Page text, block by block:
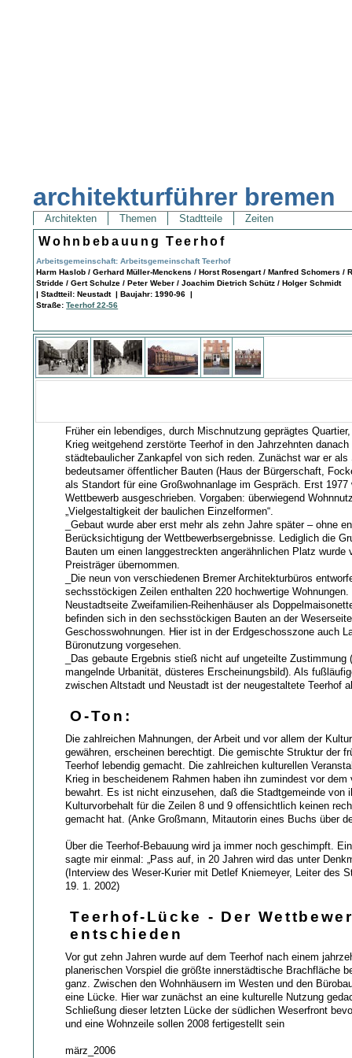
architekturführer bremen
Architekten Themen Stadtteile Zeiten
Wohnbebauung Teerhof
Arbeitsgemeinschaft: Arbeitsgemeinschaft Teerhof
Harm Haslob / Gerhard Müller-Menckens / Horst Rosengart / Manfred Schomers /
Stridde / Gert Schulze / Peter Weber / Joachim Dietrich Schütz / Holger Schmidt
| Stadtteil: Neustadt | Baujahr: 1990-96 |
Straße:Teerhof 22-56
Früher ein lebendiges, durch Mischnutzung geprägtes
Krieg weitgehend zerstörte Teerhof in den Jahrzehnten
städtebaulicher Zankapfel von sich reden. Zunächst war er als
bedeutsamer öffentlicher Bauten (Haus der Bürgerschaft,
als Standort für eine Großwohnanlage im Gespräch. Erst 1977
Wettbewerb ausgeschrieben. Vorgaben: überwiegend
„Vielgestaltigkeit der baulichen Einzelformen“.
_Gebaut wurde aber erst mehr als zehn Jahre später – ohne
Berücksichtigung der Wettbewerbsergebnisse. Lediglich die
Bauten um einen langgestreckten angerähnlichen Platz wurde
Preisträger übernommen.
_Die neun von verschiedenen Bremer Architekturbüros
sechsstöckigen Zeilen enthalten 220 hochwertige Wohnungen.
Neustadtseite Zweifamilien-Reihenhäuser als
befinden sich in den sechsstöckigen Bauten an der Weserseite
Geschosswohnungen. Hier ist in der Erdgeschosszone auch
Büronutzung vorgesehen.
_Das gebaute Ergebnis stieß nicht auf ungeteilte Zustimmung
mangelnde Urbanität, düsteres Erscheinungsbild). Als
zwischen Altstadt und Neustadt ist der neugestaltete Teerhof
O-Ton:
Die zahlreichen Mahnungen, der Arbeit und vor allem der
gewähren, erscheinen berechtigt. Die gemischte Struktur der
Teerhof lebendig gemacht. Die zahlreichen kulturellen
Krieg in bescheidenem Rahmen haben ihn zumindest vor dem
bewahrt. Es ist nicht einzusehen, daß die Stadtgemeinde von
Kulturvorbehalt für die Zeilen 8 und 9 offensichtlich keinen
gemacht hat. (Anke Großmann, Mitautorin eines Buchs über
Über die Teerhof-Bebauung wird ja immer noch geschimpft.
sagte mir einmal: „Pass auf, in 20 Jahren wird das unter
(Interview des Weser-Kurier mit Detlef Kniemeyer, Leiter des
19. 1. 2002)
Teerhof-Lücke - Der
entschieden
Vor gut zehn Jahren wurde auf dem Teerhof nach einem
planerischen Vorspiel die größte innerstädtische Brachfläche
ganz. Zwischen den Wohnhäusern im Westen und den
eine Lücke. Hier war zunächst an eine kulturelle Nutzung
Schließung dieser letzten Lücke der südlichen Weserfront
und eine Wohnzeile sollen 2008 fertigestellt sein
märz_2006